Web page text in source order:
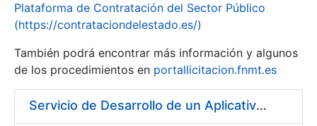
Plataforma de Contratación del Sector Público
(https://contrataciondelestado.es/)
También podrá encontrar más información y algunos
de los procedimientos en portallicitacion.fnmt.es
Servicio de Desarrollo de un Aplicativo para la Generación de Claves